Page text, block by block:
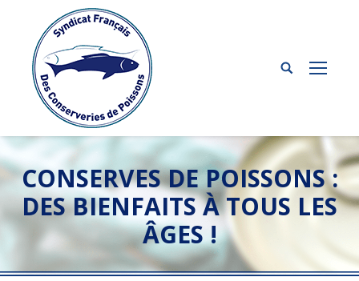
CONSERVES DE POISSONS :
DES BIENFAITS À TOUS LES
ÂGES !